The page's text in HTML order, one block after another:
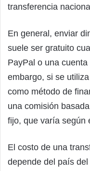
transferencia
En general, enviar
suele ser gratuito
PayPal o una
embargo, si se
como método de
una comisión
fijo, que varía según
El costo de una
depende del país